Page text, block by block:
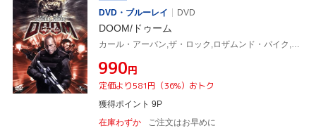
DVD・ブルーレイ
DVD
DOOM/ドゥーム
¥990円
定価より581円（36%）おトク
獲得ポイント 9P
在庫わずか
ご注文はお早めに